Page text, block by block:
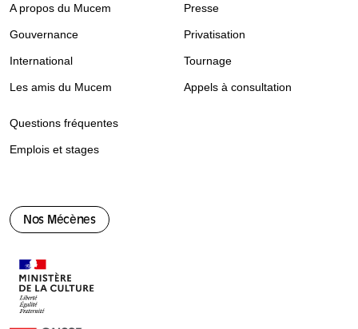
Nos Mécènes
A propos du Mucem
Gouvernance
International
Les amis du Mucem
Presse
Privatisation
Tournage
Appels à consultation
Questions fréquentes
Emplois et stages